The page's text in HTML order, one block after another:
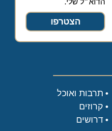
הצטרפו
תרבות ואוכל
קרוזים
דרושים